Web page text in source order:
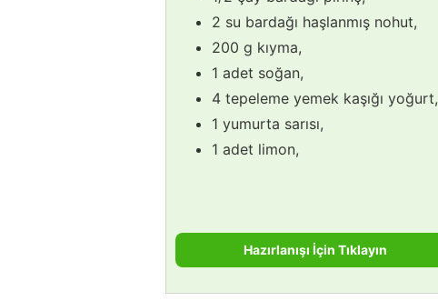
2 su bardağı haşlanmış nohut,
200 g kıyma,
1 adet soğan,
4 tepeleme yemek kaşığı yoğurt,
1 yumurta sarısı,
1 adet limon,
Hazırlanışı İçin Tıklayın